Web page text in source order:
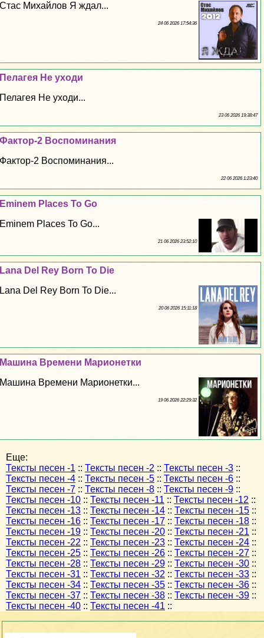
Стас Михайлов Я ждал...
24 06 2026 17:54:36
Пелагея Не уходи
Пелагея Не уходи...
23 06 2026 19:38:47
Фактор-2 Воспоминания
Фактор-2 Воспоминания...
22 06 2026 1:23:40
Eminem Places To Go
Eminem Places To Go...
21 06 2026 23:52:10
Lana Del Rey Born To Die
Lana Del Rey Born To Die...
20 06 2026 15:11:18
Машина Времени Марионетки
Машина Времени Марионетки...
19 06 2026 22:29:32
Еще:
Тексты песен -1 :: Тексты песен -2 :: Тексты песен -3 ::
Тексты песен -4 :: Тексты песен -5 :: Тексты песен -6 ::
Тексты песен -7 :: Тексты песен -8 :: Тексты песен -9 ::
Тексты песен -10 :: Тексты песен -11 :: Тексты песен -12 ::
Тексты песен -13 :: Тексты песен -14 :: Тексты песен -15 ::
Тексты песен -16 :: Тексты песен -17 :: Тексты песен -18 ::
Тексты песен -19 :: Тексты песен -20 :: Тексты песен -21 ::
Тексты песен -22 :: Тексты песен -23 :: Тексты песен -24 ::
Тексты песен -25 :: Тексты песен -26 :: Тексты песен -27 ::
Тексты песен -28 :: Тексты песен -29 :: Тексты песен -30 ::
Тексты песен -31 :: Тексты песен -32 :: Тексты песен -33 ::
Тексты песен -34 :: Тексты песен -35 :: Тексты песен -36 ::
Тексты песен -37 :: Тексты песен -38 :: Тексты песен -39 ::
Тексты песен -40 :: Тексты песен -41 ::